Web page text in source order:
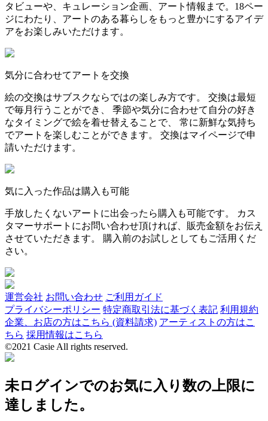
タビューや、キュレーション企画、アート情報まで。18ペー
ジにわたり、アートのある暮らしをもっと豊かにするアイデ
アをお楽しみいただけます。
気分に合わせてアートを交換
絵の交換はサブスクならではの楽しみ方です。 交換は最短
で毎月行うことができ、 季節や気分に合わせて自分の好き
なタイミングで絵を着せ替えることで、 常に新鮮な気持ち
でアートを楽しむことができます。 交換はマイページで申
請いただけます。
気に入った作品は購入も可能
手放したくないアートに出会ったら購入も可能です。 カス
タマーサポートにお問い合わせ頂ければ、販売金額をお伝え
させていただきます。 購入前のお試しとしてもご活用くだ
さい。
運営会社 お問い合わせ ご利用ガイド
プライバシーポリシー 特定商取引法に基づく表記 利用規約
企業、お店の方はこちら (資料請求) アーティストの方はこ
ちら 採用情報はこちら
©2021 Casie All rights reserved.
未ログインでのお気に入り数の上限に
達しました。